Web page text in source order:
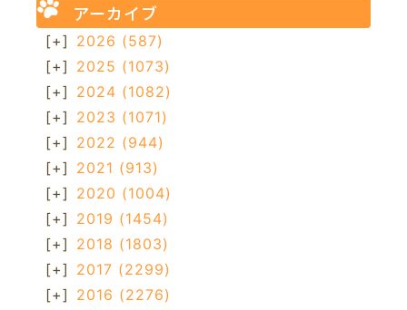
アーカイブ
[+] 2026 (587)
[+] 2025 (1073)
[+] 2024 (1082)
[+] 2023 (1071)
[+] 2022 (944)
[+] 2021 (913)
[+] 2020 (1004)
[+] 2019 (1454)
[+] 2018 (1803)
[+] 2017 (2299)
[+] 2016 (2276)